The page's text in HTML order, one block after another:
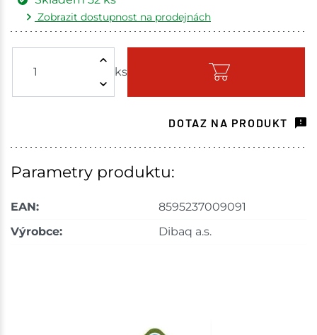
ks
Zobrazit dostupnost na prodejnách
Skladem - ihned k odeslání
Havlíčkův Brod 2 ks
Skuteč
DOTAZ NA PRODUKT
Parametry produktu:
EAN:
8595237009091
Výrobce:
Dibaq a.s.